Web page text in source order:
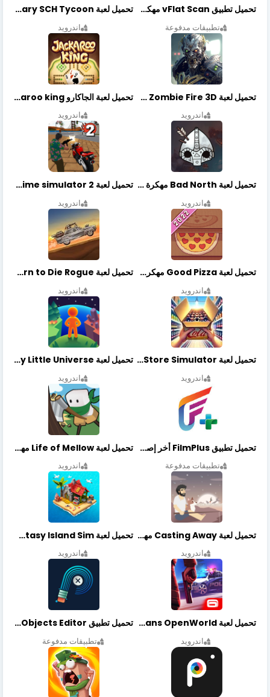
تحميل تطبيق vFlat Scan مهكر آخر إصدار
تطبيقات مدفوعة
تحميل لعبة Idle Military SCH Tycoon مهكرة آخر إصدار
اندرويد
تحميل لعبة Zombie Fire 3D مهكرة آخر إصدار
اندرويد
تحميل لعبة الجاكارو jackaroo king آخر إصدار
اندرويد
تحميل لعبة Bad North مهكرة آخر إصدار
اندرويد
تحميل لعبة Vegas crime simulator 2 مهكرة اخر اصدار
اندرويد
تحميل لعبة Good Pizza مهكرة اخر اصدار
اندرويد
تحميل لعبة Earn to Die Rogue مهكرة اخر اصدار
اندرويد
تحميل لعبة Retail Store Simulator مهكرة اخر اصدار
اندرويد
تحميل لعبة My Little Universe مهكرة أخر إصدار
اندرويد
تحميل تطبيق FilmPlus أخر إصدار
تطبيقات مدفوعة
تحميل لعبة Life of Mellow مهكرة أخر إصدار
اندرويد
تحميل لعبة Casting Away مهكرة أخر إصدار
اندرويد
تحميل لعبة Fantasy Island Sim مهكرة أخر إصدار
اندرويد
تحميل لعبة Gangstar New Orleans OpenWorld مهكرة أخر إصدار
اندرويد
تحميل تطبيق Retouch Remove Objects Editor مهكرة اخر إصدار
تطبيقات مدفوعة